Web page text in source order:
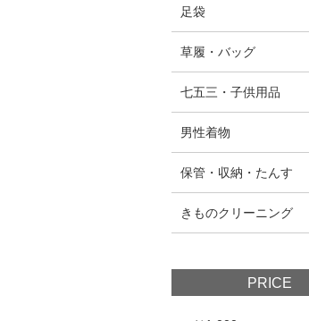
足袋
草履・バッグ
七五三・子供用品
男性着物
保管・収納・たんす
きものクリーニング
PRICE